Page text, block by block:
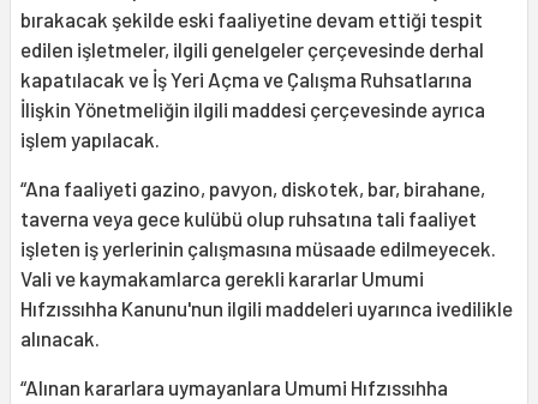
bırakacak şekilde eski faaliyetine devam ettiği tespit
edilen işletmeler, ilgili genelgeler çerçevesinde derhal
kapatılacak ve İş Yeri Açma ve Çalışma Ruhsatlarına
İlişkin Yönetmeliğin ilgili maddesi çerçevesinde ayrıca
işlem yapılacak.
“Ana faaliyeti gazino, pavyon, diskotek, bar, birahane,
taverna veya gece kulübü olup ruhsatına tali faaliyet
işleten iş yerlerinin çalışmasına müsaade edilmeyecek.
Vali ve kaymakamlarca gerekli kararlar Umumi
Hıfzıssıhha Kanunu'nun ilgili maddeleri uyarınca ivedilikle
alınacak.
“Alınan kararlara uymayanlara Umumi Hıfzıssıhha